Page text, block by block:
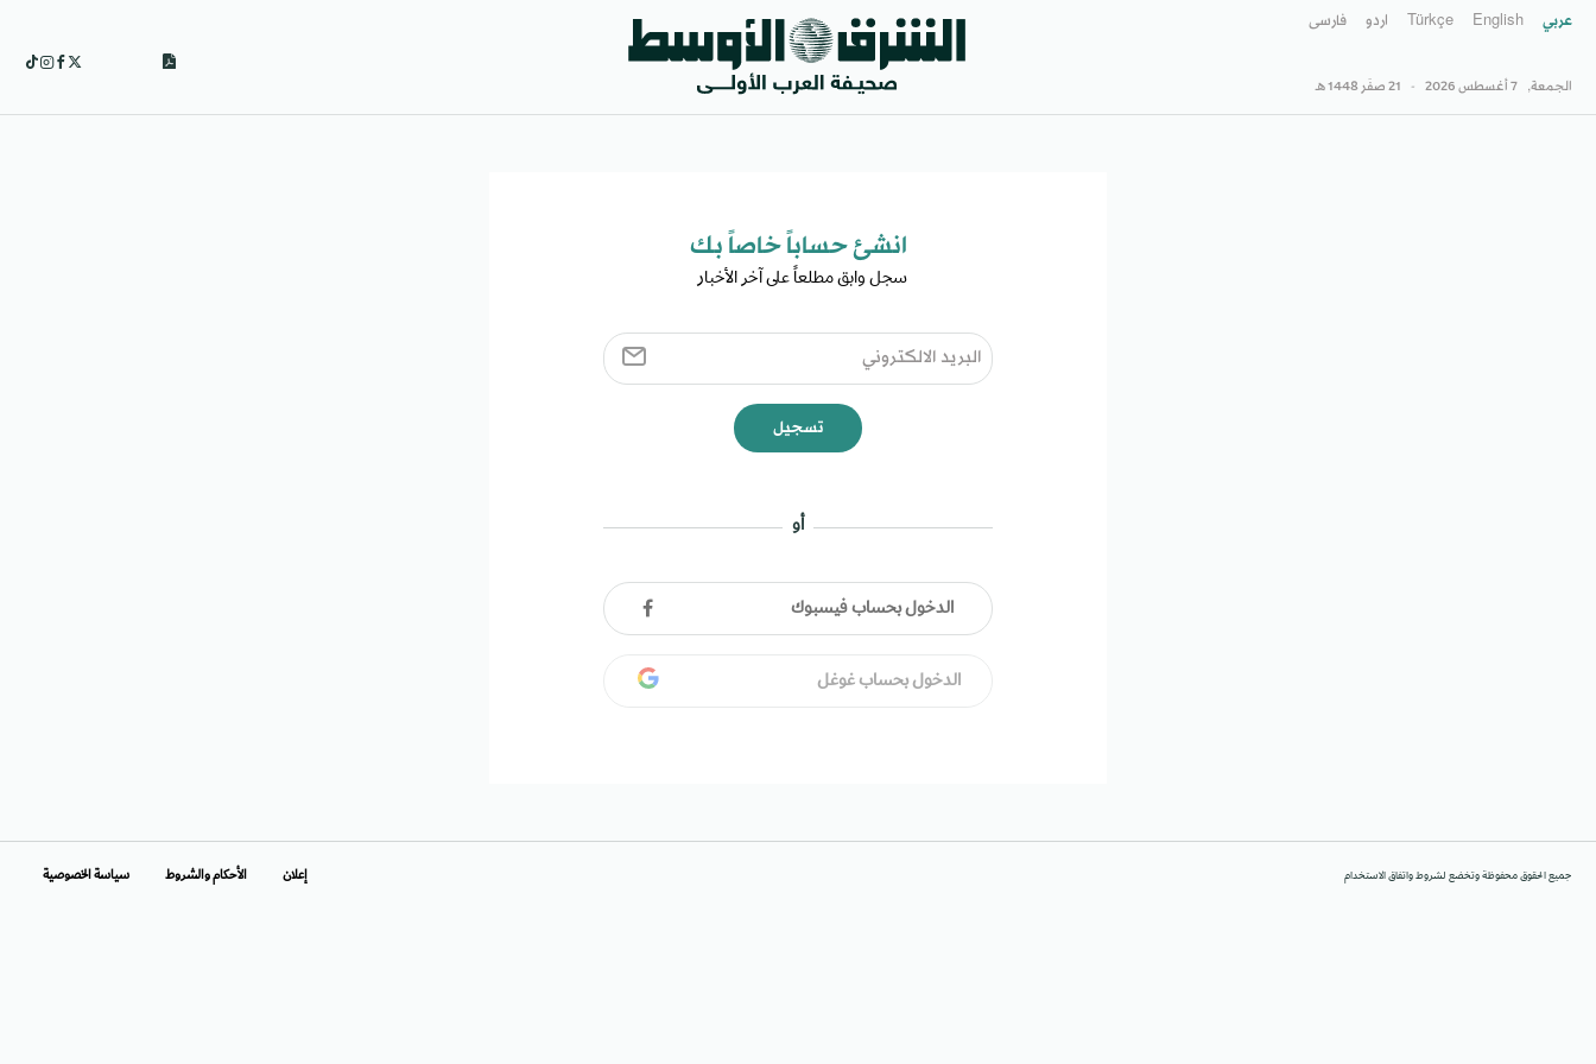
عربي English
Türkçe اردو فارسى
الجمعة, 7 أغسطس 2026 - 21 صفَر 1448 هـ
انشئ حساباً خاصاً بك​
سجل وابق مطلعاً على آخر الأخبار ​
تسجيل
أو
الدخول بحساب فيسبوك
الدخول بحساب غوغل
جميع الحقوق محفوظة وتخضع لشروط واتفاق الاستخدام إعلان الأحكام والشروط سياسة الخصوصية